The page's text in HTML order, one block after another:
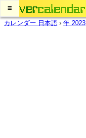
≡
カレンダー 日本語 › 年 2023